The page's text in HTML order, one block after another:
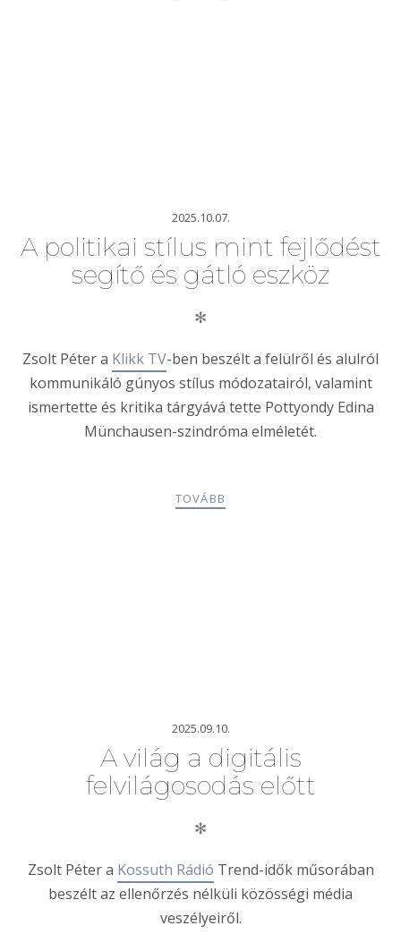
2025.10.07.
A politikai stílus mint fejlődést
segítő és gátló eszköz
✻
Zsolt Péter a Klikk TV-ben beszélt a felülről és alulról
kommunikáló gúnyos stílus módozatairól, valamint
ismertette és kritika tárgyává tette Pottyondy Edina
Münchausen-szindróma elméletét.
TOVÁBB
2025.09.10.
A világ a digitális
felvilágosodás előtt
✻
Zsolt Péter a Kossuth Rádió Trend-idők műsorában
beszélt az ellenőrzés nélküli közösségi média
veszélyeiről.